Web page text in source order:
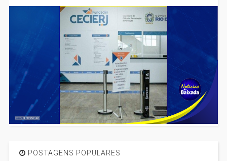
POSTAGENS POPULARES